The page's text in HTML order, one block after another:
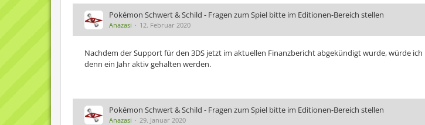
Pokémon Schwert & Schild - Fragen zum Spiel bitte im Editionen-Bereich stellen
Anazasi 12. Februar 2020
Nachdem der Support für den 3DS jetzt im aktuellen Finanzbericht abgekündigt wurde, würde
denn ein Jahr aktiv gehalten werden.
Pokémon Schwert & Schild - Fragen zum Spiel bitte im Editionen-Bereich stellen
Anazasi 29. Januar 2020